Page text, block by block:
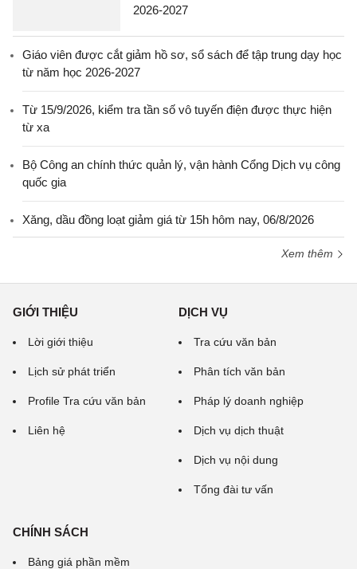
2026-2027
Giáo viên được cắt giảm hồ sơ, sổ sách để tập trung dạy học
từ năm học 2026-2027
Từ 15/9/2026, kiểm tra tần số vô tuyến điện được thực hiện
từ xa
Bộ Công an chính thức quản lý, vận hành Cổng Dịch vụ công
quốc gia
Xăng, dầu đồng loạt giảm giá từ 15h hôm nay, 06/8/2026
Xem thêm
GIỚI THIỆU
Lời giới thiệu
Lịch sử phát triển
Profile Tra cứu văn bản
Liên hệ
DỊCH VỤ
Tra cứu văn bản
Phân tích văn bản
Pháp lý doanh nghiệp
Dịch vụ dịch thuật
Dịch vụ nội dung
Tổng đài tư vấn
CHÍNH SÁCH
Bảng giá phần mềm